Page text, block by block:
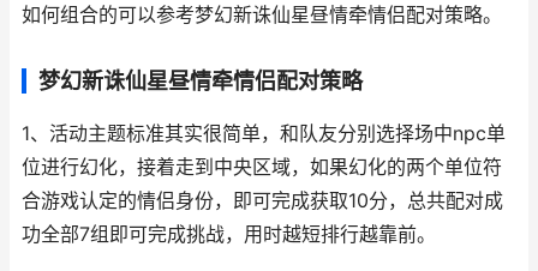
如何组合的可以参考梦幻新诛仙星昼情牵情侣配对策略。
梦幻新诛仙星昼情牵情侣配对策略
1、活动主题标准其实很简单，和队友分别选择场中npc单
位进行幻化，接着走到中央区域，如果幻化的两个单位符
合游戏认定的情侣身份，即可完成获取10分，总共配对成
功全部7组即可完成挑战，用时越短排行越靠前。